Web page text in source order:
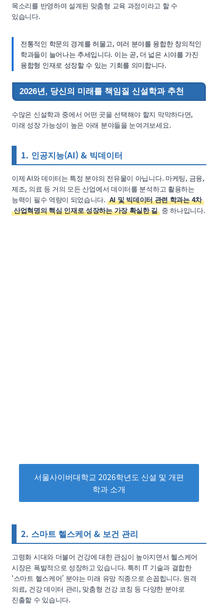
목소리를 반영하여 설계된 맞춤형 교육 과정이라고 할 수
있습니다.
전통적인 학문의 경계를 허물고, 여러 분야를 융합한 창의적인
학과들이 늘어나는 추세입니다. 이는 곧, 더 넓은 시야를 가진
융합형 인재로 성장할 수 있는 기회를 의미합니다.
2026년, 당신의 미래를 책임질 신설학과 추천
수많은 신설학과 중에서 어떤 곳을 선택해야 할지 막막하다면,
미래 성장 가능성이 높은 아래 분야들을 눈여겨보세요.
1. 인공지능(AI) & 빅데이터
이제 AI와 데이터는 특정 분야의 전유물이 아닙니다. 마케팅, 금융,
제조, 의료 등 거의 모든 산업에서 데이터를 분석하고 활용하는
능력이 필수 역량이 되었습니다. AI 및 빅데이터 관련 학과는 4차
산업혁명의 핵심 인재로 성장하는 가장 확실한 길 중 하나입니다.
서울사이버대학교 2026학년도 신설 및 개편
학과 소개
2. 스마트 헬스케어 & 보건 관리
고령화 시대와 더불어 건강에 대한 관심이 높아지면서 헬스케어
시장은 폭발적으로 성장하고 있습니다. 특히 IT 기술과 결합한
‘스마트 헬스케어’ 분야는 미래 유망 직종으로 손꼽힙니다. 원격
의료, 건강 데이터 관리, 맞춤형 건강 코칭 등 다양한 분야로
진출할 수 있습니다.